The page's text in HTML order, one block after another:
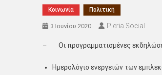
Κοινωνία Πολιτική
3 Ιουνίου 2020 Pieria Social
– Οι προγραμματισμένες
Ημερολόγιο ενεργειών των